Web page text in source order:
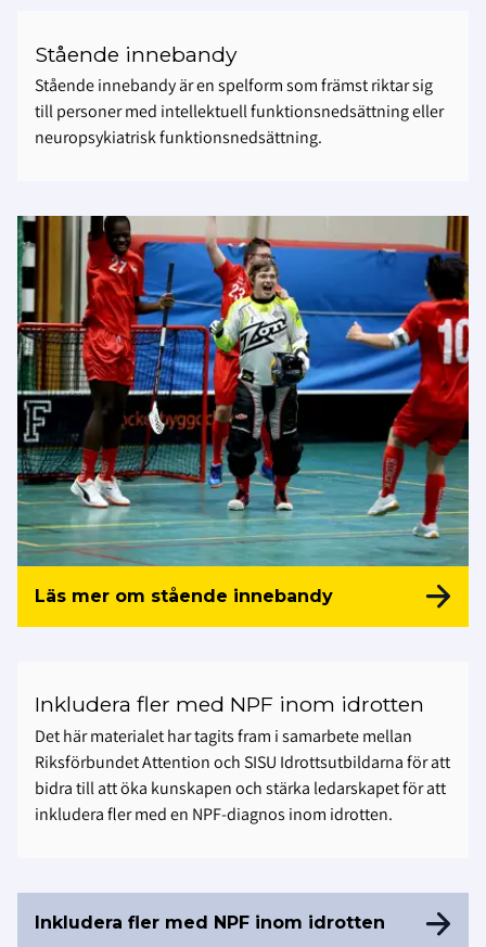
Stående innebandy
Stående innebandy är en spelform som främst riktar sig
till personer med intellektuell funktionsnedsättning eller
neuropsykiatrisk funktionsnedsättning.
Läs mer om stående innebandy
Inkludera fler med NPF inom idrotten
Det här materialet har tagits fram i samarbete mellan
Riksförbundet Attention och SISU Idrottsutbildarna för att
bidra till att öka kunskapen och stärka ledarskapet för att
inkludera fler med en NPF-diagnos inom idrotten.
Inkludera fler med NPF inom idrotten